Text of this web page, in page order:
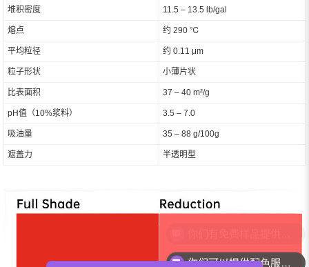
堆积密度 11.5 – 13.5 lb/gal
熔点 约 290 ℃
平均粒径 约 0.11 μm
粒子形状 小薄片状
比表面积 37 – 40 m²/g
pH值（10%浆料） 3.5 – 7.0
吸油量 35 – 88 g/100g
遮盖力 半透明型